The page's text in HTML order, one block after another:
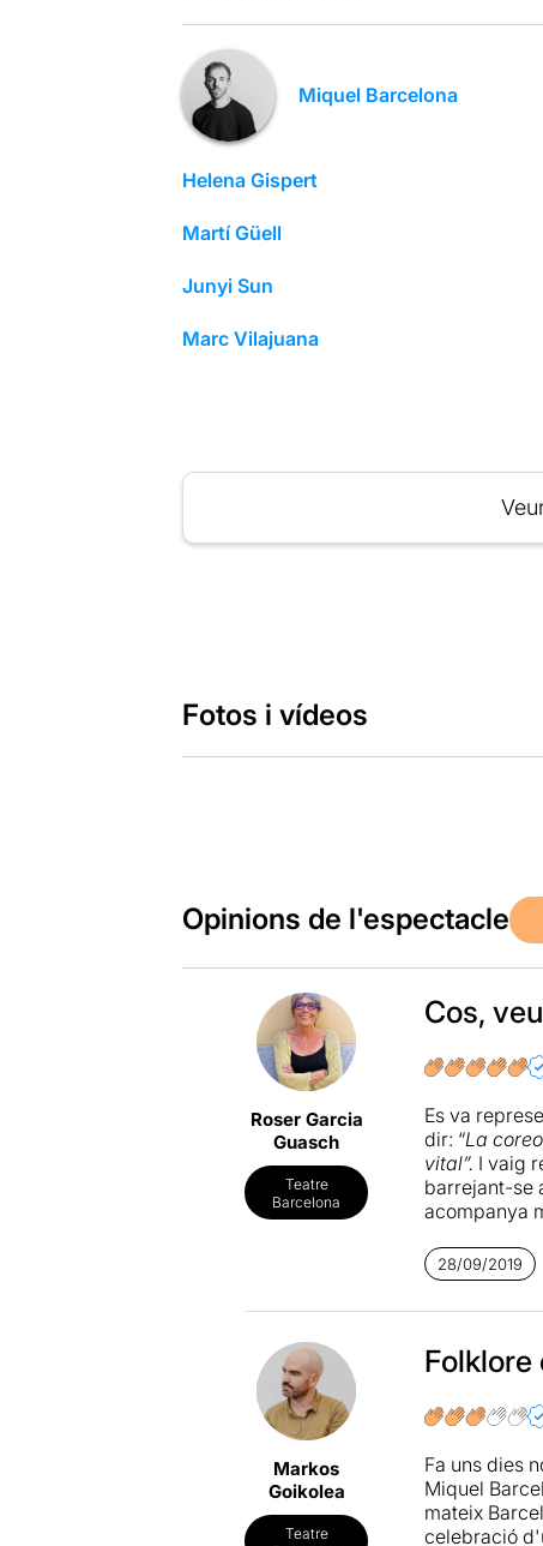
Miquel Barcelona
Helena Gispert
Martí Güell
Junyi Sun
Marc Vilajuana
Fotos i vídeos
Opinions de l'espectacle
Roser Garcia
Guasch
Teatre
Barcelona
Cos,
Es va
dir: “La
vital”. I vaig
barrejant-se
acompanya
moviments
Les
Carles
al clímax de
(corb).
La
posat una
28/09/2019
Markos
Goikolea
Teatre
Folklore
Fa uns dies
Miquel
mateix
celebració